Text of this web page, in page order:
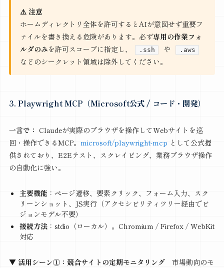
⚠️ 注意
ホームディレクトリ全体を許可するとAIが意図せず重要フ
ァイルを書き換える危険があります。必ず専用の作業フォ
ルダのみを許可スコープに指定し、 .ssh や .aws
などのシークレット領域は除外してください。
3. Playwright MCP（Microsoft公式 / コード・開発）
一言で： Claudeが実際のブラウザを操作してWebサイトを巡
回・操作できるMCP。 microsoft/playwright-mcp として公式提
供されており、E2Eテスト、スクレイピング、業務ブラウザ操作
の自動化に強い。
主要機能 ：ページ遷移、要素クリック、フォーム入力、スク
リーンショット、JS実行（アクセシビリティツリー経由でビ
ジョンモデル不要）
接続方法：stdio（ローカル）。Chromium / Firefox / WebKit
対応
▼ 活用シーン①：競合サイトの定期モニタリング市場動向のモ